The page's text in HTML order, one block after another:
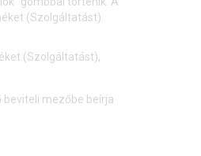
(Szolgáltatást).
(Szolgáltatást),
mezőbe beírja